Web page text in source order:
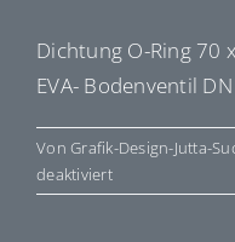
Dichtung O-Ring 70
EVA- Bodenventil
VonGrafik-Design-Jutta-
deaktiviertfür
E80702